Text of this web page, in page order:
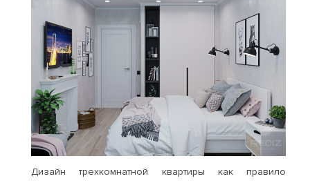
Дизайн трехкомнатной квартиры как правило